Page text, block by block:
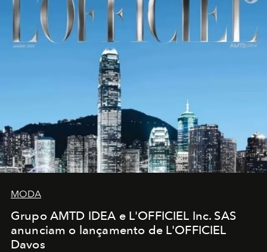
MODA
Grupo AMTD IDEA e L'OFFICIEL Inc. SAS
anunciam o lançamento de L'OFFICIEL
Davos